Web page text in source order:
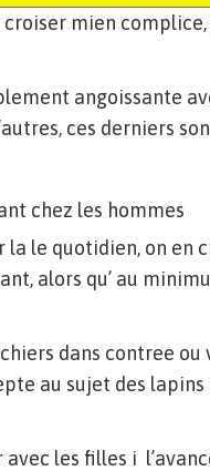
mien
angoissante
ces derniers
chez les hommes
le quotidien, on en
alors qu’ au
dans contree ou
au sujet des
les filles i